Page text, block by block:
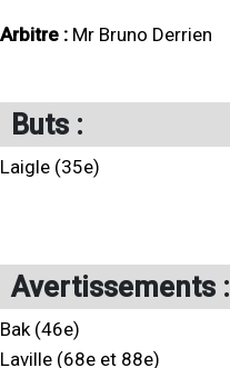
Arbitre : Mr Bruno Derrien
Buts :
Laigle (35e)
Avertissements :
Bak (46e)
Laville (68e et 88e)